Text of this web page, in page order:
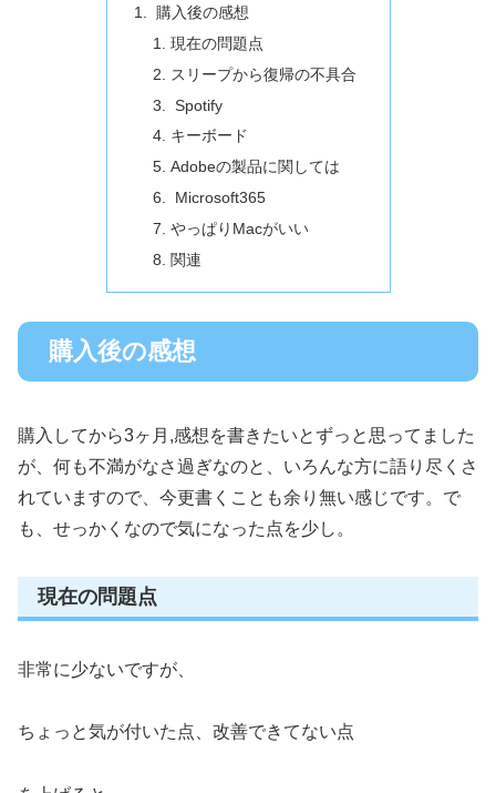
購入後の感想
現在の問題点
スリープから復帰の不具合
Spotify
キーボード
Adobeの製品に関しては
Microsoft365
やっぱりMacがいい
関連
購入後の感想
購入してから3ヶ月,感想を書きたいとずっと思ってました
が、何も不満がなさ過ぎなのと、いろんな方に語り尽くさ
れていますので、今更書くことも余り無い感じです。で
も、せっかくなので気になった点を少し。
現在の問題点
非常に少ないですが、
ちょっと気が付いた点、改善できてない点